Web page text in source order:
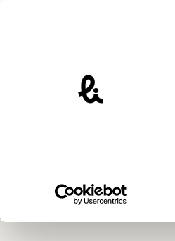
Livsmedelsföretagen –
Nyheter